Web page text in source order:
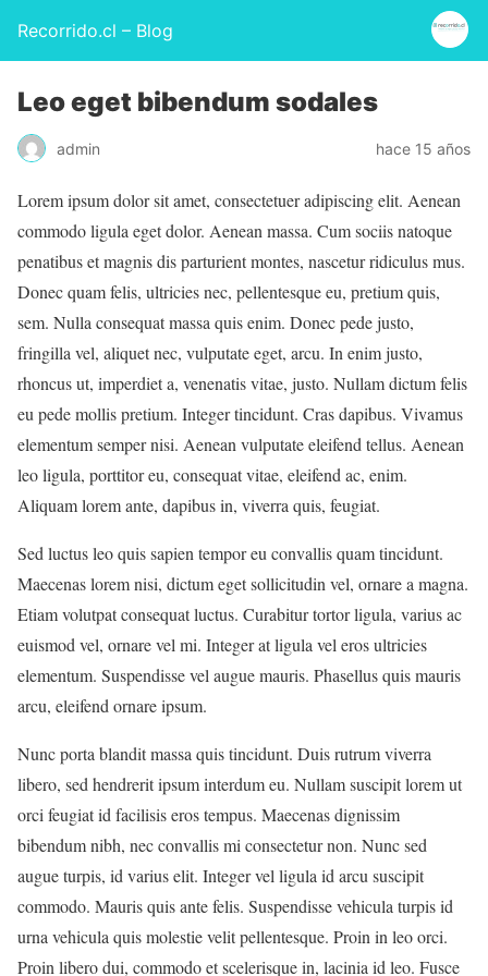
Recorrido.cl – Blog
Leo eget bibendum sodales
admin hace 15 años
Lorem ipsum dolor sit amet, consectetuer adipiscing elit. Aenean
commodo ligula eget dolor. Aenean massa. Cum sociis natoque
penatibus et magnis dis parturient montes, nascetur ridiculus mus.
Donec quam felis, ultricies nec, pellentesque eu, pretium quis,
sem. Nulla consequat massa quis enim. Donec pede justo,
fringilla vel, aliquet nec, vulputate eget, arcu. In enim justo,
rhoncus ut, imperdiet a, venenatis vitae, justo. Nullam dictum felis
eu pede mollis pretium. Integer tincidunt. Cras dapibus. Vivamus
elementum semper nisi. Aenean vulputate eleifend tellus. Aenean
leo ligula, porttitor eu, consequat vitae, eleifend ac, enim.
Aliquam lorem ante, dapibus in, viverra quis, feugiat.
Sed luctus leo quis sapien tempor eu convallis quam tincidunt.
Maecenas lorem nisi, dictum eget sollicitudin vel, ornare a magna.
Etiam volutpat consequat luctus. Curabitur tortor ligula, varius ac
euismod vel, ornare vel mi. Integer at ligula vel eros ultricies
elementum. Suspendisse vel augue mauris. Phasellus quis mauris
arcu, eleifend ornare ipsum.
Nunc porta blandit massa quis tincidunt. Duis rutrum viverra
libero, sed hendrerit ipsum interdum eu. Nullam suscipit lorem ut
orci feugiat id facilisis eros tempus. Maecenas dignissim
bibendum nibh, nec convallis mi consectetur non. Nunc sed
augue turpis, id varius elit. Integer vel ligula id arcu suscipit
commodo. Mauris quis ante felis. Suspendisse vehicula turpis id
urna vehicula quis molestie velit pellentesque. Proin in leo orci.
Proin libero dui, commodo et scelerisque in, lacinia id leo. Fusce